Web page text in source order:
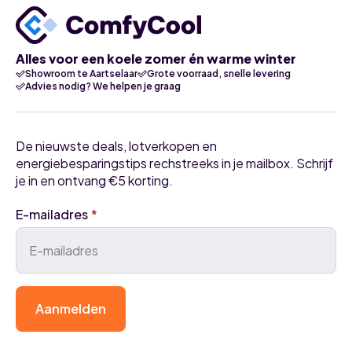
Alles voor een koele zomer én warme winter
Showroom te Aartselaar
Grote voorraad, snelle levering
Advies nodig? We helpen je graag
De nieuwste deals, lotverkopen en
energiebesparingstips rechstreeks in je mailbox. Schrijf
je in en ontvang €5 korting.
E-mailadres*
Aanmelden